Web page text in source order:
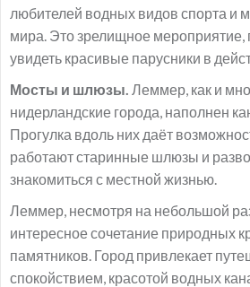
любителей водных видов спорта и
мира. Это зрелищное
увидеть красивые парусники в
Мосты и шлюзы. Леммер, как и
нидерландские города, наполнен
Прогулка вдоль них даёт
работают старинные шлюзы и
знакомиться с местной жизнью.
Леммер, несмотря на небольшой
интересное сочетание природных
памятников. Город привлекает
спокойствием, красотой водных